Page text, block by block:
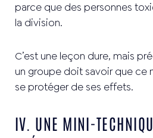
parce que des personnes
la division.
C’est une leçon dure, mais
un groupe doit savoir que ce
se protéger de ses effets.
IV. UNE MINI-